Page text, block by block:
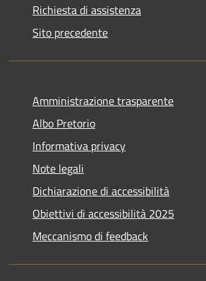
Richiesta di assistenza
Sito precedente
Amministrazione trasparente
Albo Pretorio
Informativa privacy
Note legali
Dichiarazione di accessibilità
Obiettivi di accessibilità 2025
Meccanismo di feedback